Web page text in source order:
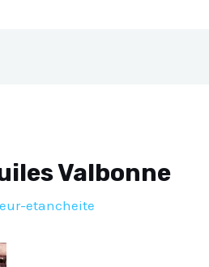
Valbonne
etancheite